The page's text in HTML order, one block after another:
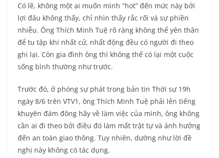
Có lẽ, không một ai muốn mình “hot” đến mức này bởi
lợi đâu không thấy, chỉ nhìn thấy rắc rối và sự phiền
nhiễu. Ông Thích Minh Tuệ rõ ràng không thể yên thân
để tu tập khi nhất cử, nhất động đều có người đi theo
ghi lại. Còn gia đình ông thì không thể có lại một cuộc
sống bình thường như trước.
Trước đó, ở phóng sự phát trong bản tin Thời sự 19h
ngày 8/6 trên VTV1, ông Thích Minh Tuệ phải lên tiếng
khuyên đám đông hãy về làm việc của mình, ông không
cần ai đi theo bởi điều đó làm mất trật tự và ảnh hưởng
đến an toàn giao thông. Tuy nhiên, dường như lời đề
nghị này không có tác dụng.